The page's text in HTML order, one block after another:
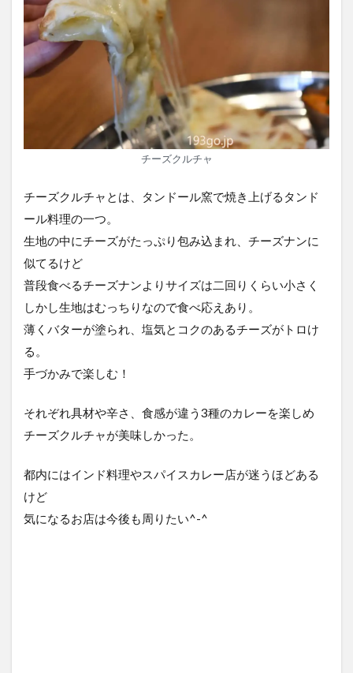
チーズクルチャ
チーズクルチャとは、タンドール窯で焼き上げるタンド
ール料理の一つ。
生地の中にチーズがたっぷり包み込まれ、チーズナンに
似てるけど
普段食べるチーズナンよりサイズは二回りくらい小さく
しかし生地はむっちりなので食べ応えあり。
薄くバターが塗られ、塩気とコクのあるチーズがトロけ
る。
手づかみで楽しむ！
それぞれ具材や辛さ、食感が違う3種のカレーを楽しめ
チーズクルチャが美味しかった。
都内にはインド料理やスパイスカレー店が迷うほどある
けど
気になるお店は今後も周りたい^-^